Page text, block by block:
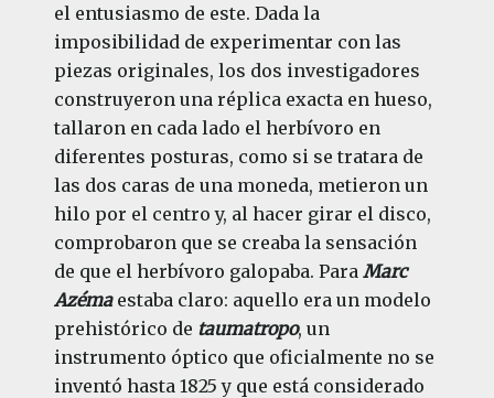
el entusiasmo de este. Dada la
imposibilidad de experimentar con las
piezas originales, los dos investigadores
construyeron una réplica exacta en hueso,
tallaron en cada lado el herbívoro en
diferentes posturas, como si se tratara de
las dos caras de una moneda, metieron un
hilo por el centro y, al hacer girar el disco,
comprobaron que se creaba la sensación
de que el herbívoro galopaba. Para Marc
Azémaestaba claro: aquello era un modelo
prehistórico de taumatropo, un
instrumento óptico que oficialmente no se
inventó hasta 1825 y que está considerado